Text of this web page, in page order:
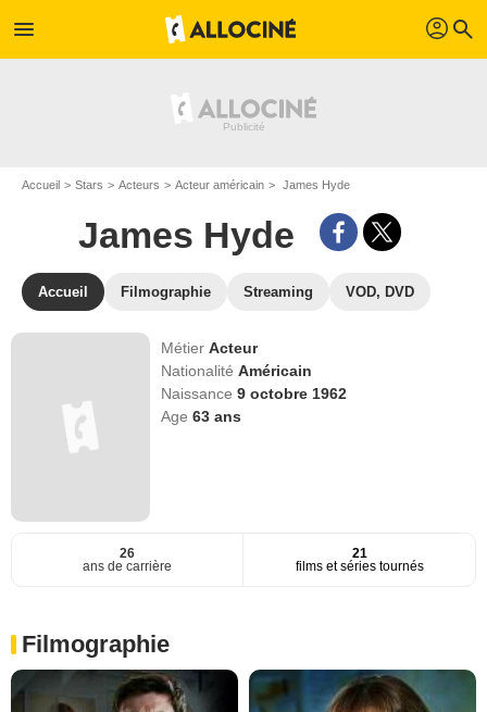
menu profil search
Accueil Stars Acteurs Acteur américain James Hyde
James Hyde
Accueil Filmographie Streaming VOD, DVD
MétierActeur
NationalitéAméricain
Naissance9 octobre 1962
Age63 ans
26
ans de carrière
21
films et séries tournés
Filmographie